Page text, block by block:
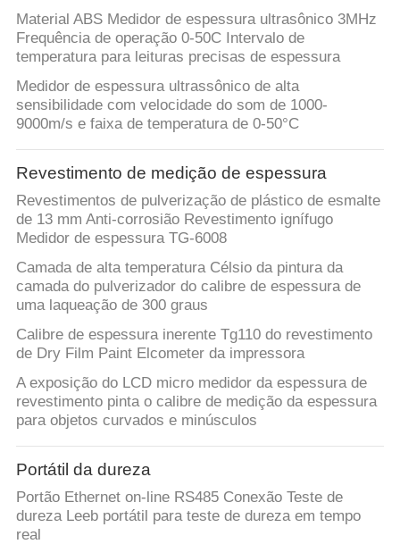
PEÇA
UMAS
CITAÇÕES
MAPA
DO
SITE
PRIVACY
POLICY
Material ABS Medidor de espessura ultrasônico 3MHz
Frequência de operação 0-50C Intervalo de
temperatura para leituras precisas de espessura
Medidor de espessura ultrassônico de alta
sensibilidade com velocidade do som de 1000-
9000m/s e faixa de temperatura de 0-50°C
Revestimento de medição de espessura
Revestimentos de pulverização de plástico de esmalte
de 13 mm Anti-corrosião Revestimento ignífugo
Medidor de espessura TG-6008
Camada de alta temperatura Célsio da pintura da
camada do pulverizador do calibre de espessura de
uma laqueação de 300 graus
Calibre de espessura inerente Tg110 do revestimento
de Dry Film Paint Elcometer da impressora
A exposição do LCD micro medidor da espessura de
revestimento pinta o calibre de medição da espessura
para objetos curvados e minúsculos
Portátil da dureza
Portão Ethernet on-line RS485 Conexão Teste de
dureza Leeb portátil para teste de dureza em tempo
real